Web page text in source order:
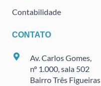
Contabilidade
CONTATO
Av. Carlos Gomes,
nº 1.000, sala 502
Bairro Três Figueiras